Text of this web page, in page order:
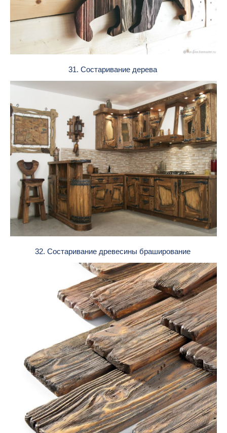
31. Состаривание дерева
32. Состаривание древесины браширование